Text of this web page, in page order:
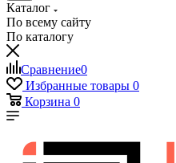
Каталог
По всему сайту
По каталогу
Сравнение0
Избранные товары 0
Корзина 0